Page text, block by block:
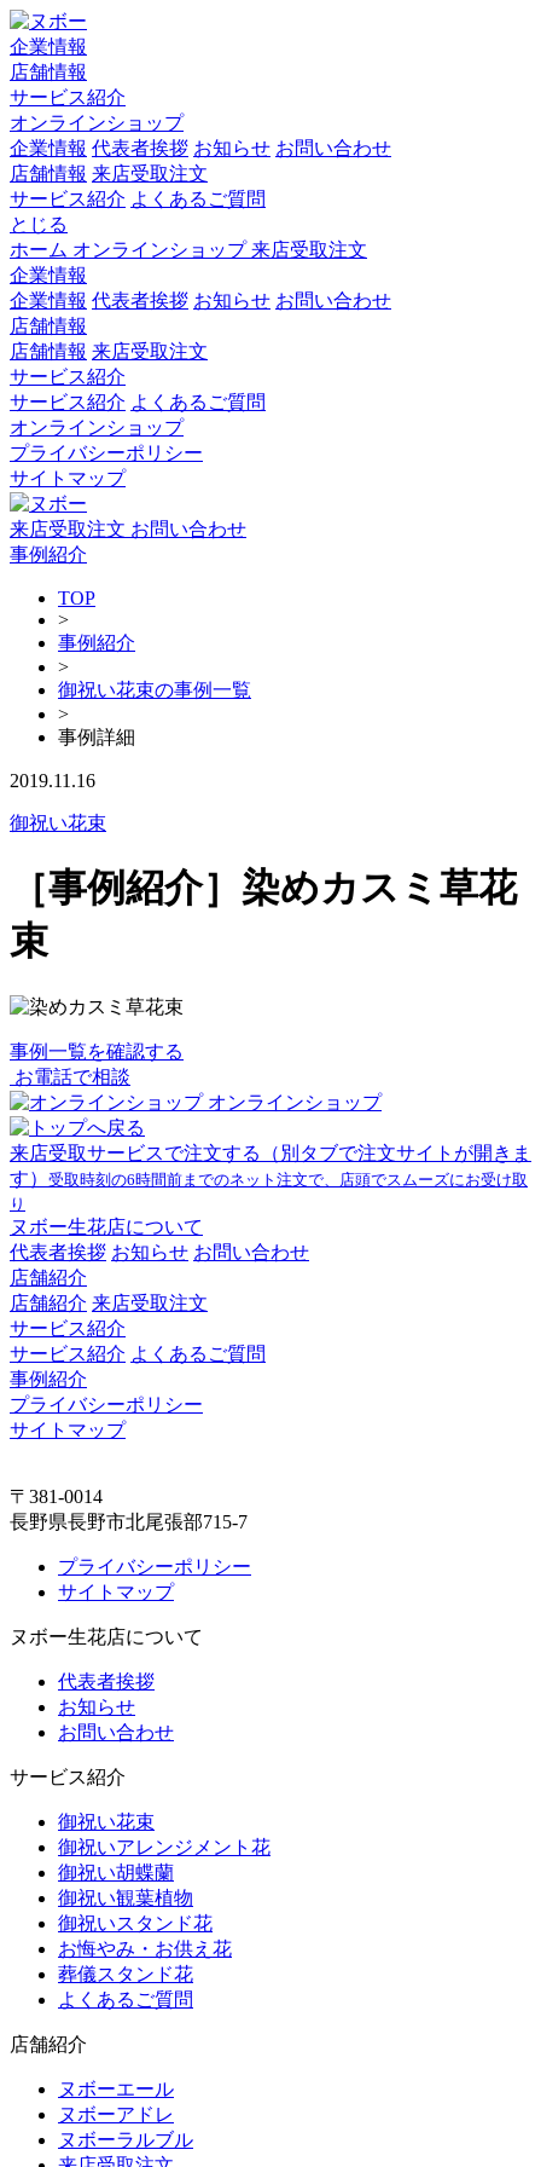
企業情報
店舗情報
サービス紹介
オンラインショップ
企業情報 代表者挨拶 お知らせ お問い合わせ
店舗情報 来店受取注文
サービス紹介 よくあるご質問
とじる
ホーム オンラインショップ来店受取注文
企業情報
企業情報 代表者挨拶 お知らせ お問い合わせ
店舗情報
店舗情報 来店受取注文
サービス紹介
サービス紹介 よくあるご質問
オンラインショップ
プライバシーポリシー
サイトマップ
来店受取注文 お問い合わせ
事例紹介
TOP
>
事例紹介
>
御祝い花束の事例一覧
>
事例詳細
2019.11.16
御祝い花束
［事例紹介］染めカスミ草花
束
事例一覧を確認する
お電話で相談
オンラインショップ
来店受取サービスで注文する
（別タブで注文サイトが開きま
す） 受取時刻の6時間前までのネット注文で、店頭でスムーズにお受け取
り
ヌボー生花店について
代表者挨拶 お知らせ お問い合わせ
店舗紹介
店舗紹介 来店受取注文
サービス紹介
サービス紹介 よくあるご質問
事例紹介
プライバシーポリシー
サイトマップ
〒381-0014
長野県長野市北尾張部715-7
プライバシーポリシー
サイトマップ
ヌボー生花店について
代表者挨拶
お知らせ
お問い合わせ
サービス紹介
御祝い花束
御祝いアレンジメント花
御祝い胡蝶蘭
御祝い観葉植物
御祝いスタンド花
お悔やみ・お供え花
葬儀スタンド花
よくあるご質問
店舗紹介
ヌボーエール
ヌボーアドレ
ヌボーラルブル